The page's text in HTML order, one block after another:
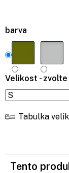
barva
Velikost - zvolte
Tabulka
Tento